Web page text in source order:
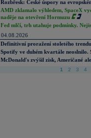
Rozbřesk: České úspory na
AMD zklamalo výhledem, SpaceX
naděje na otevření Hormuzu
Fed mlčí, trh utahuje podmínky.
04.08.2026
Definitivní proražení stoletého
Spotify ve duhém kvartále neoslnilo.
McDonald's zvýšil zisk, Američané
1 2 3 4